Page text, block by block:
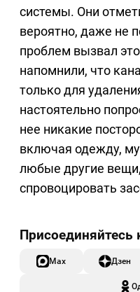
системы. Они
вероятно, даже не
проблем вызвал
напомнили, что
только для
настоятельно
нее никакие
включая одежду,
любые другие
спровоцировать
Max Дзен